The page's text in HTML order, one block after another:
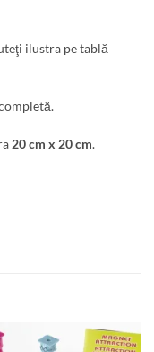
ilustra pe tablă
20 cm x 20 cm.